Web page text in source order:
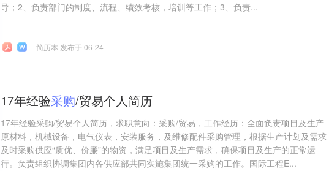
导；2、负责部门的制度、流程、绩效考核，培训等工作；3、负责...
简历本 发布于 06-24
17年经验采购/贸易个人简历
17年经验采购/贸易个人简历，求职意向：采购/贸易，工作经历：全面负责项目及生产
原材料，机械设备，电气仪表，安装服务，及维修配件采购管理，根据生产计划及需求
及时采购供应“质优、价廉”的物资，满足项目及生产需求，确保项目及生产的正常运
行。负责组织协调集团内各供应部共同实施集团统一采购的工作。国际工程E...